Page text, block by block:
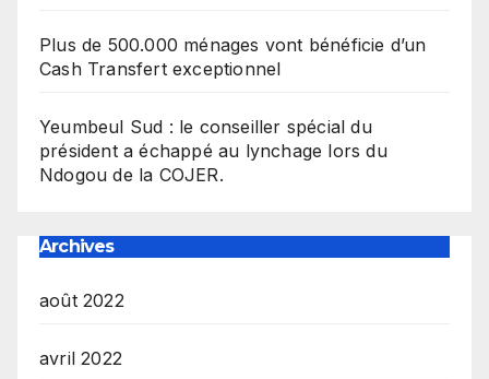
Plus de 500.000 ménages vont bénéficie d’un
Cash Transfert exceptionnel
Yeumbeul Sud : le conseiller spécial du
président a échappé au lynchage lors du
Ndogou de la COJER.
Archives
août 2022
avril 2022